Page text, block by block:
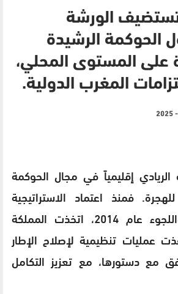
الورشة
الحوكمة الرشيدة
على المستوى المحلي،
المغرب الدولية.
إقليمياً في مجال الحوكمة
فمنذ اعتماد الاستراتيجية
الوطنية للهجرة واللجوء عام 2014، اتخذت المملكة
عمليات تنظيمية لإصلاح الإطار
مع دستورها، مع تعزيز التكامل